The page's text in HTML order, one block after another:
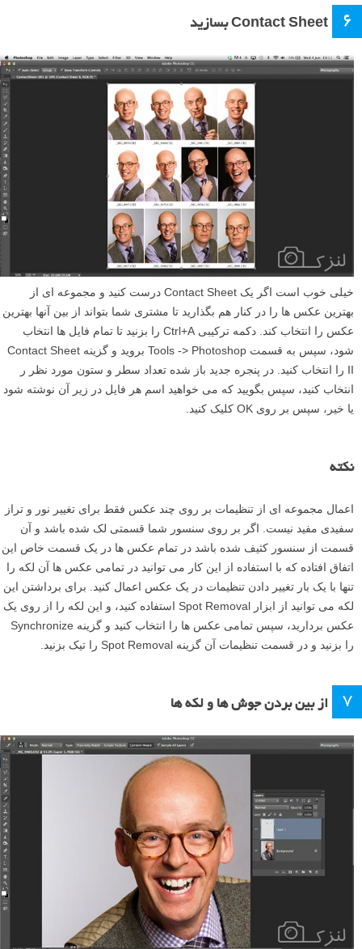
۶ Contact Sheet بسازید
خیلی خوب است اگر یک Contact Sheet درست کنید و مجموعه ای از
بهترین عکس ها را در کنار هم بگذارید تا مشتری شما بتواند از بین آنها بهترین
عکس را انتخاب کند. دکمه ترکیبی Ctrl+A را بزنید تا تمام فایل ها انتخاب
شود، سپس به قسمت Tools -> Photoshop بروید و گزینه Contact Sheet
II را انتخاب کنید. در پنجره جدید باز شده تعداد سطر و ستون مورد نظر ر
انتخاب کنید، سپس بگویید که می خواهید اسم هر فایل در زیر آن نوشته شود
یا خیر، سپس بر روی OK کلیک کنید.
نکته
اعمال مجموعه ای از تنظیمات بر روی چند عکس فقط برای تغییر نور و تراز
سفیدی مفید نیست. اگر بر روی سنسور شما قسمتی لک شده باشد و آن
قسمت از سنسور کثیف شده باشد در تمام عکس ها در یک قسمت خاص این
اتفاق افتاده که با استفاده از این کار می توانید در تمامی عکس ها آن لکه را
تنها با یک بار تغییر دادن تنظیمات در یک عکس اعمال کنید. برای برداشتن این
لکه می توانید از ابزار Spot Removal استفاده کنید، و این لکه را از روی یک
عکس بردارید، سپس تمامی عکس ها را انتخاب کنید و گزینه Synchronize
را بزنید و در قسمت تنظیمات آن گزینه Spot Removal را تیک بزنید.
۷ از بین بردن جوش ها و لکه ها